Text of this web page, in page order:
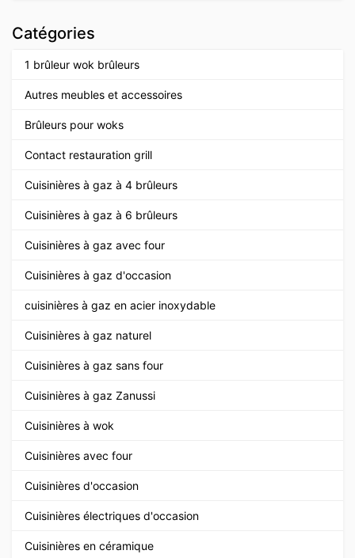
Catégories
1 brûleur wok brûleurs
Autres meubles et accessoires
Brûleurs pour woks
Contact restauration grill
Cuisinières à gaz à 4 brûleurs
Cuisinières à gaz à 6 brûleurs
Cuisinières à gaz avec four
Cuisinières à gaz d'occasion
cuisinières à gaz en acier inoxydable
Cuisinières à gaz naturel
Cuisinières à gaz sans four
Cuisinières à gaz Zanussi
Cuisinières à wok
Cuisinières avec four
Cuisinières d'occasion
Cuisinières électriques d'occasion
Cuisinières en céramique